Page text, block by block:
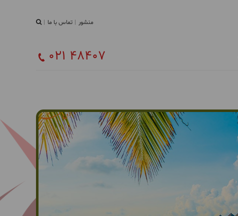
منشور تماس با ما
021 48407